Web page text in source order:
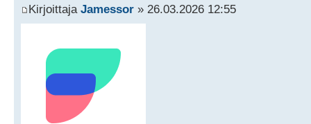
Kirjoittaja Jamessor » 26.03.2026 12:55